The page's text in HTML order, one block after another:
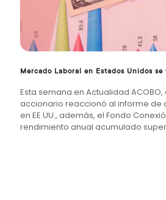
Mercado Laboral en Estados Unidos
Esta semana en Actualidad
accionario reaccionó al informe de
en EE.UU., además, el Fondo
rendimiento anual acumulado